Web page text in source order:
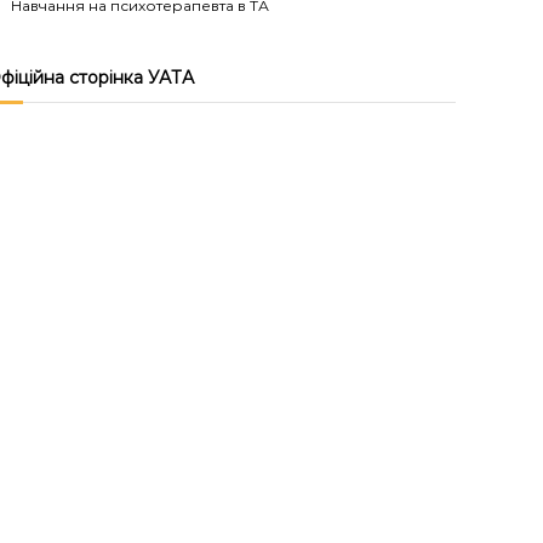
Навчання на психотерапевта в ТА
сторінка УАТА